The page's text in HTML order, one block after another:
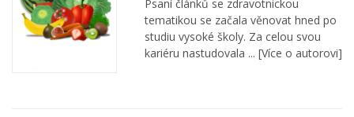
Psaní článků se zdravotnickou
tematikou se začala věnovat hned po
studiu vysoké školy. Za celou svou
kariéru nastudovala ... [Více o autorovi]